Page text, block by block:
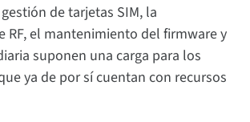
de tarjetas SIM, la
RF, el mantenimiento del firmware y
suponen una carga para los
ya de por sí cuentan con recursos